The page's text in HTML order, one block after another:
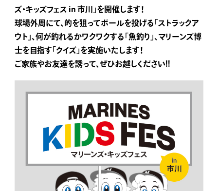
ズ・キッズフェス in 市川」を開催します！
球場外周にて、的を狙ってボールを投げる「ストラックア
ウト」、何が釣れるかワクワクする「魚釣り」、マリーンズ博
士を目指す「クイズ」を実施いたします！
ご家族やお友達を誘って、ぜひお越しください!!